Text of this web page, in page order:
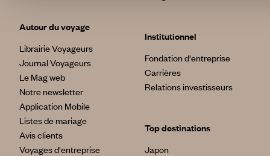
Autour du voyage
Librairie Voyageurs
Journal Voyageurs
Le Mag web
Notre newsletter
Application Mobile
Listes de mariage
Avis clients
Voyages d'entreprise
Institutionnel
Fondation d'entreprise
Carrières
Relations investisseurs
Top destinations
Japon